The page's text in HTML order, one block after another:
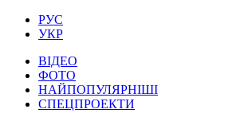
РУС
УКР
ВІДЕО
ФОТО
НАЙПОПУЛЯРНІШІ
СПЕЦПРОЕКТИ